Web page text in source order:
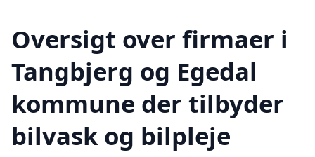
Oversigt over firmaer i
Tangbjerg og Egedal
kommune der tilbyder
bilvask og bilpleje